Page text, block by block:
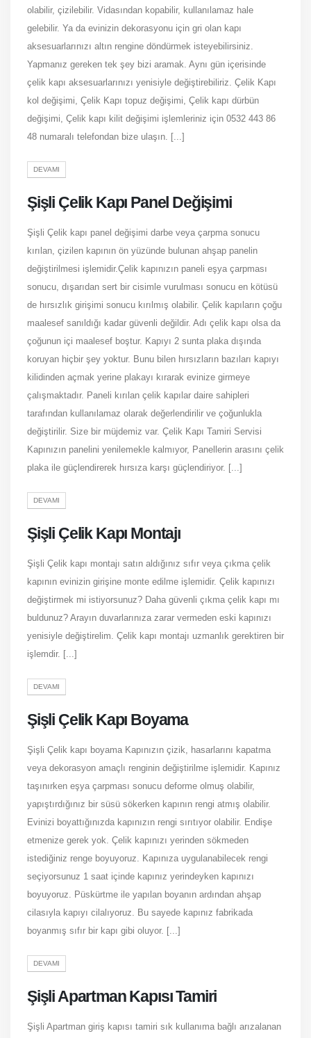
olabilir, çizilebilir. Vidasından kopabilir, kullanılamaz hale
gelebilir. Ya da evinizin dekorasyonu için gri olan kapı
aksesuarlarınızı altın rengine döndürmek isteyebilirsiniz.
Yapmanız gereken tek şey bizi aramak. Aynı gün içerisinde
çelik kapı aksesuarlarınızı yenisiyle değiştirebiliriz. Çelik Kapı
kol değişimi, Çelik Kapı topuz değişimi, Çelik kapı dürbün
değişimi, Çelik kapı kilit değişimi işlemleriniz için 0532 443 86
48 numaralı telefondan bize ulaşın. [...]
DEVAMI
Şişli Çelik Kapı Panel Değişimi
Şişli Çelik kapı panel değişimi darbe veya çarpma sonucu
kırılan, çizilen kapının ön yüzünde bulunan ahşap panelin
değiştirilmesi işlemidir.Çelik kapınızın paneli eşya çarpması
sonucu, dışarıdan sert bir cisimle vurulması sonucu en kötüsü
de hırsızlık girişimi sonucu kırılmış olabilir. Çelik kapıların çoğu
maalesef sanıldığı kadar güvenli değildir. Adı çelik kapı olsa da
çoğunun içi maalesef boştur. Kapıyı 2 sunta plaka dışında
koruyan hiçbir şey yoktur. Bunu bilen hırsızların bazıları kapıyı
kilidinden açmak yerine plakayı kırarak evinize girmeye
çalışmaktadır. Paneli kırılan çelik kapılar daire sahipleri
tarafından kullanılamaz olarak değerlendirilir ve çoğunlukla
değiştirilir. Size bir müjdemiz var. Çelik Kapı Tamiri Servisi
Kapınızın panelini yenilemekle kalmıyor, Panellerin arasını çelik
plaka ile güçlendirerek hırsıza karşı güçlendiriyor. [...]
DEVAMI
Şişli Çelik Kapı Montajı
Şişli Çelik kapı montajı satın aldığınız sıfır veya çıkma çelik
kapının evinizin girişine monte edilme işlemidir. Çelik kapınızı
değiştirmek mi istiyorsunuz? Daha güvenli çıkma çelik kapı mı
buldunuz? Arayın duvarlarınıza zarar vermeden eski kapınızı
yenisiyle değiştirelim. Çelik kapı montajı uzmanlık gerektiren bir
işlemdir. [...]
DEVAMI
Şişli Çelik Kapı Boyama
Şişli Çelik kapı boyama Kapınızın çizik, hasarlarını kapatma
veya dekorasyon amaçlı renginin değiştirilme işlemidir. Kapınız
taşınırken eşya çarpması sonucu deforme olmuş olabilir,
yapıştırdığınız bir süsü sökerken kapının rengi atmış olabilir.
Evinizi boyattığınızda kapınızın rengi sırıtıyor olabilir. Endişe
etmenize gerek yok. Çelik kapınızı yerinden sökmeden
istediğiniz renge boyuyoruz. Kapınıza uygulanabilecek rengi
seçiyorsunuz 1 saat içinde kapınız yerindeyken kapınızı
boyuyoruz. Püskürtme ile yapılan boyanın ardından ahşap
cilasıyla kapıyı cilalıyoruz. Bu sayede kapınız fabrikada
boyanmış sıfır bir kapı gibi oluyor. [...]
DEVAMI
Şişli Apartman Kapısı Tamiri
Şişli Apartman giriş kapısı tamiri sık kullanıma bağlı arızalanan